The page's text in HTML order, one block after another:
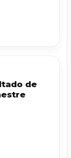
de